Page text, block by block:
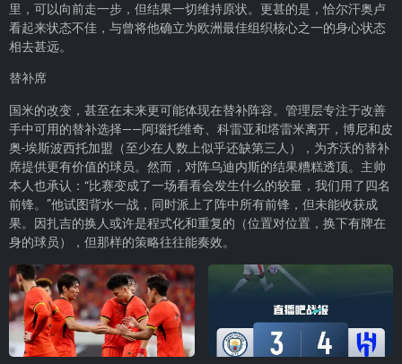
里，可以向前走一步，但结果一切维持原状。更甚的是，恰尔汗奥卢
看起来状态不佳，与曾将他确立为欧洲最佳组织核心之一的身心状态
相去甚远。
替补席
国米的改变，甚至在未来更可能体现在替补阵容。管理层专注于改善
手中可用的替补选择——阿瑙托维奇、科雷亚和塔雷米离开，博尼和皮
奥-埃斯波西托加盟（至少在人数上似乎还缺第三人），为齐沃的替补
席提供更有价值的球员。然而，对阵乌迪内斯的结果糟糕透顶。主帅
本人也承认：“比赛变成了一场看看会发生什么的较量，我们用了四名
前锋。”他试图背水一战，同时派上了阵中所有前锋，但未能收获成
果。因扎吉的换人或许是程式化和重复的（位置对位置，换下有牌在
身的球员），但那样的策略往往能奏效。